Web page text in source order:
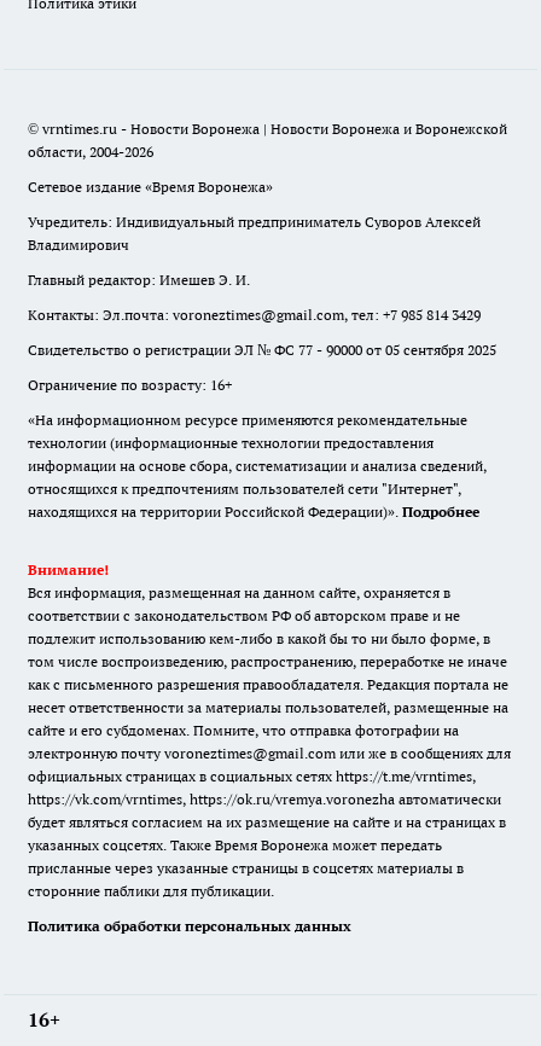
© vrntimes.ru - Новости Воронежа | Новости Воронежа и Воронежской
области, 2004-2026
Сетевое издание «Время Воронежа»
Учредитель: Индивидуальный предприниматель Суворов Алексей
Владимирович
Главный редактор: Имешев Э. И.
Контакты: Эл.почта: voroneztimes@gmail.com, тел: +7 985 814 3429
Свидетельство о регистрации ЭЛ № ФС 77 - 90000 от 05 сентября 2025
Ограничение по возрасту: 16+
«На информационном ресурсе применяются рекомендательные
технологии (информационные технологии предоставления
информации на основе сбора, систематизации и анализа сведений,
относящихся к предпочтениям пользователей сети "Интернет",
находящихся на территории Российской Федерации)». Подробнее
Внимание!
Вся информация, размещенная на данном сайте, охраняется в
соответствии с законодательством РФ об авторском праве и не
подлежит использованию кем-либо в какой бы то ни было форме, в
том числе воспроизведению, распространению, переработке не иначе
как с письменного разрешения правообладателя. Редакция портала не
несет ответственности за материалы пользователей, размещенные на
сайте и его субдоменах. Помните, что отправка фотографии на
электронную почту voroneztimes@gmail.com или же в сообщениях для
официальных страницах в социальных сетях https://t.me/vrntimes,
https://vk.com/vrntimes, https://ok.ru/vremya.voronezha автоматически
будет являться согласием на их размещение на сайте и на страницах в
указанных соцсетях. Также Время Воронежа может передать
присланные через указанные страницы в соцсетях материалы в
сторонние паблики для публикации.
Политика обработки персональных данных
16+